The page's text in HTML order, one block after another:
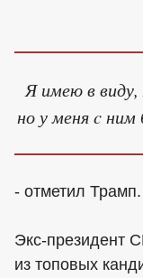
Я имею в виду,
но у меня c
- отметил Трамп.
Экс-президент
из топовых